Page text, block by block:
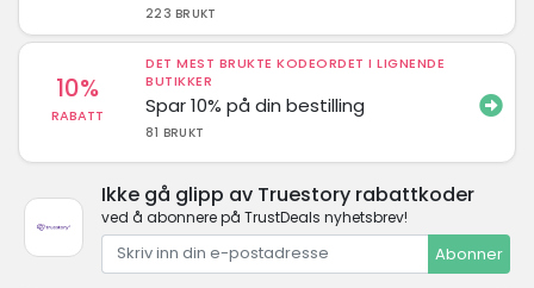
223 BRUKT
10%
RABATT
DET MEST BRUKTE KODEORDET I LIGNENDE
BUTIKKER
Spar 10% på din bestilling
81 BRUKT
Ikke gå glipp av Truestory rabattkoder
ved å abonnere på TrustDeals nyhetsbrev!
Abonner